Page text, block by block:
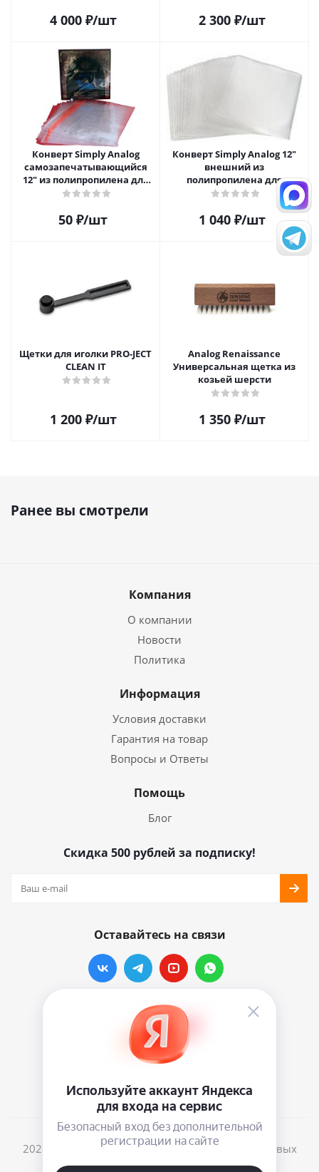
4 000₽/шт 2 300₽/шт
Конверт Simply Analog
самозапечатывающийся
12" из полипропилена для
пластинок
50 ₽/шт
Конверт Simply Analog 12"
внешний из
полипропилена для
пластинок (25шт)
1 040₽/шт
Щетки для иголки PRO-JECT
CLEAN IT
1 200₽/шт
Analog Renaissance
Универсальная щетка из
козьей шерсти
1 350₽/шт
Ранее вы смотрели
Компания
О компании
Новости
Политика
Информация
Условия доставки
Гарантия на товар
Вопросы и Ответы
Помощь
Блог
Скидка 500 рублей за подписку!
Оставайтесь на связи
Наши контакты
info@vinylmarkt.ru
2026 © Винилмаркт - интернет-магазин виниловых
пластинок